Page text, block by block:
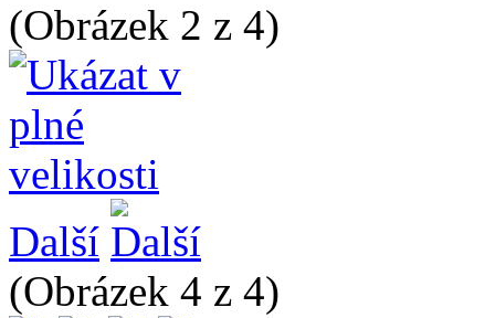
(Obrázek 2 z 4)
Další
(Obrázek 4 z 4)